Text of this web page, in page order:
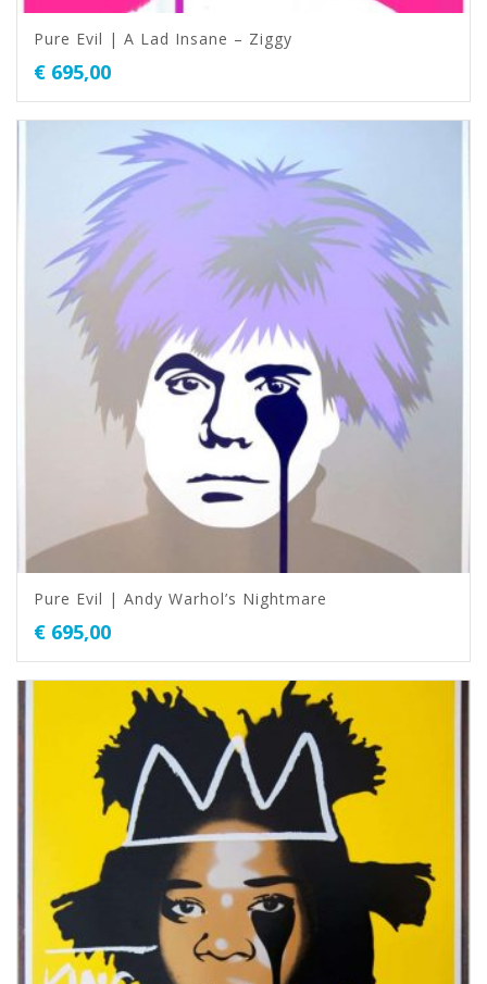
Pure Evil | A Lad Insane – Ziggy
€ 695,00
Pure Evil | Andy Warhol’s Nightmare
€ 695,00